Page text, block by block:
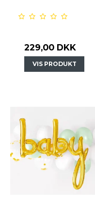
229,00 DKK
VIS PRODUKT